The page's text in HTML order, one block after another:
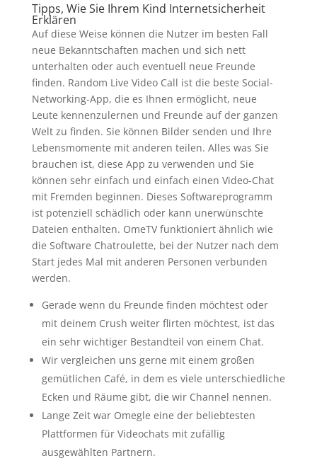
Tipps, Wie Sie Ihrem Kind Internetsicherheit
Erklären
Auf diese Weise können die Nutzer im besten Fall
neue Bekanntschaften machen und sich nett
unterhalten oder auch eventuell neue Freunde
finden. Random Live Video Call ist die beste Social-
Networking-App, die es Ihnen ermöglicht, neue
Leute kennenzulernen und Freunde auf der ganzen
Welt zu finden. Sie können Bilder senden und Ihre
Lebensmomente mit anderen teilen. Alles was Sie
brauchen ist, diese App zu verwenden und Sie
können sehr einfach und einfach einen Video-Chat
mit Fremden beginnen. Dieses Softwareprogramm
ist potenziell schädlich oder kann unerwünschte
Dateien enthalten. OmeTV funktioniert ähnlich wie
die Software Chatroulette, bei der Nutzer nach dem
Start jedes Mal mit anderen Personen verbunden
werden.
Gerade wenn du Freunde finden möchtest oder
mit deinem Crush weiter flirten möchtest, ist das
ein sehr wichtiger Bestandteil von einem Chat.
Wir vergleichen uns gerne mit einem großen
gemütlichen Café, in dem es viele unterschiedliche
Ecken und Räume gibt, die wir Channel nennen.
Lange Zeit war Omegle eine der beliebtesten
Plattformen für Videochats mit zufällig
ausgewählten Partnern.